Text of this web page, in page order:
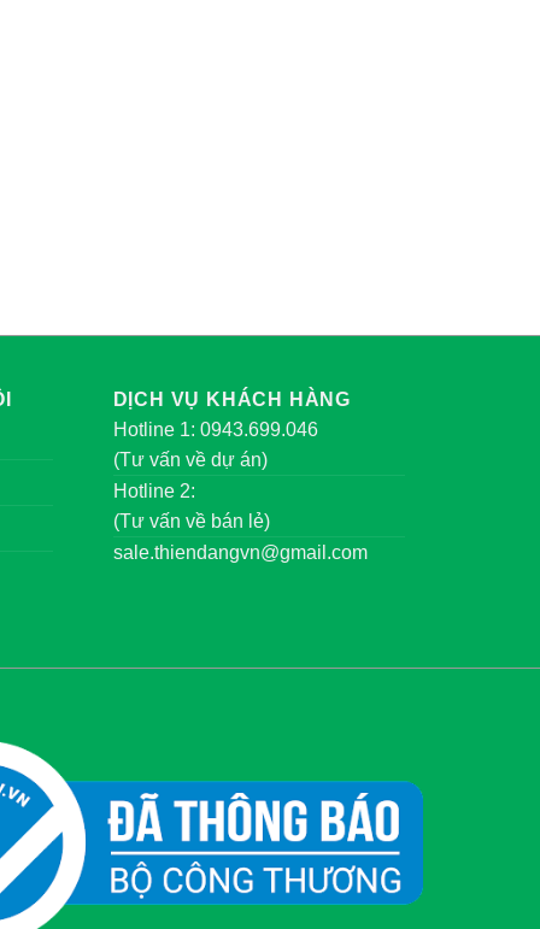
DỊCH VỤ KHÁCH HÀNG
Hotline 1: 0943.699.046
(Tư vấn về dự án)
Hotline 2:
(Tư vấn về bán lẻ)
sale.thiendangvn@gmail.com